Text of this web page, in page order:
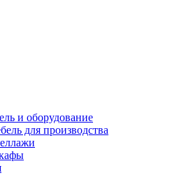
и оборудование
для производства